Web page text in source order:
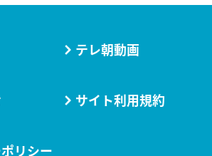
テレ朝動画
サイト利用規約
リシー